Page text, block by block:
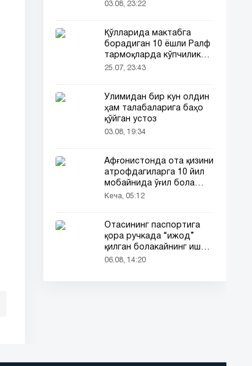
03.08, 23:22
Қўлларида мактабга
борадиган 10 ёшли Ралф
тармоқларда кўпчиликни
таъсирлантирди
25.07, 23:43
Ўлимидан бир кун олдин
ҳам талабаларига баҳо
қўйган устоз
03.08, 19:34
Афғонистонда ота қизини
атрофдагиларга 10 йил
мобайнида ўғил бола
сифатида таништирди
Кеча, 05:12
Отасининг паспортига
қора ручкада “ижод”
қилган болакайнинг иши
барчанинг диққатини
06.08, 14:20